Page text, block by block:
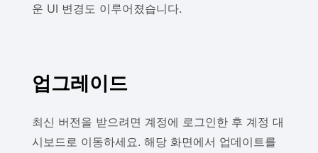
운 UI 변경도 이루어졌습니다.
업그레이드
최신 버전을 받으려면 계정에 로그인한 후 계정 대
시보드로 이동하세요. 해당 화면에서 업데이트를